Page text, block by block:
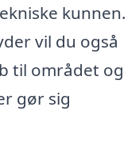
kunnen.
vil du også
til området og
gør sig